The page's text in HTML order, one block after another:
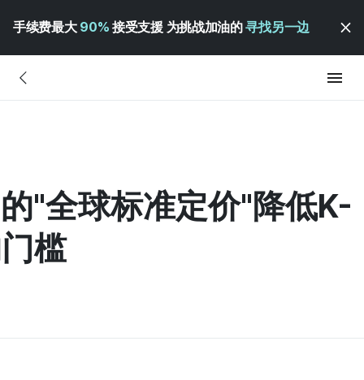
手续费最大 90% 接受支援 为挑战加油的寻找另一边
"全球标准定价"降低K-
槛